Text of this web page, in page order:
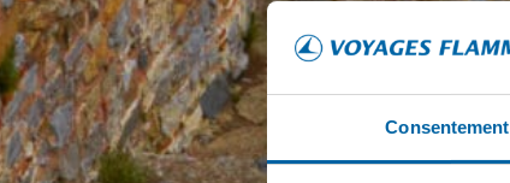
Consentement